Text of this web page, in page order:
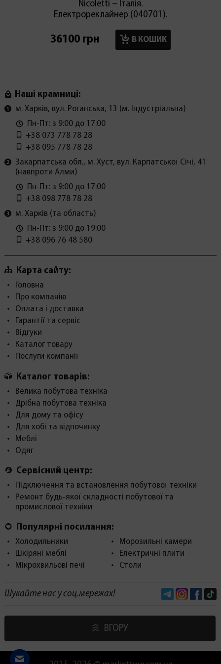
Nicoletti – Італія.
Електрореклайнер (040701).
36100 грн В КОШИК
Наші крамниці:
м. Харків, вул. Роганська, 13 (м. Індустріальна)
Пн-Пт: з 9:00 до 17:00
+38 073 778 78 28
+38 095 778 78 28
Закарпатська обл., м. Хуст, вул. Карпатської Січі, 41
(навпроти Алми)
Пн-Пт: з 9:00 до 17:00
+38 098 778 78 28
м. Харків (та область)
Пн-Пт: з 9:00 до 19:00
+38 096 76 48 580
Карта сайту:
Головна
Про компанію
Оплата і доставка
Гарантії та сервіс
Відгуки
Каталог товару
Послуги компанії
Каталог товарів:
Велика побутова техніка
Дрібна побутова техніка
Для дому та офісу
Для хобі та відпочинку
Меблі
Одяг
Сервісний центр:
Підключення та встановлення побутової техніки
Ремонт будь-якої складності побутової та
промислової техніки
Популярні посилання:
Холодильники
Шкіряні меблі
Мікрохвильові печі
Морозильні камери
Електричні плити
Столи
Шукайте нас у соц.мережах! TelegramInstagram
ВГОРУ